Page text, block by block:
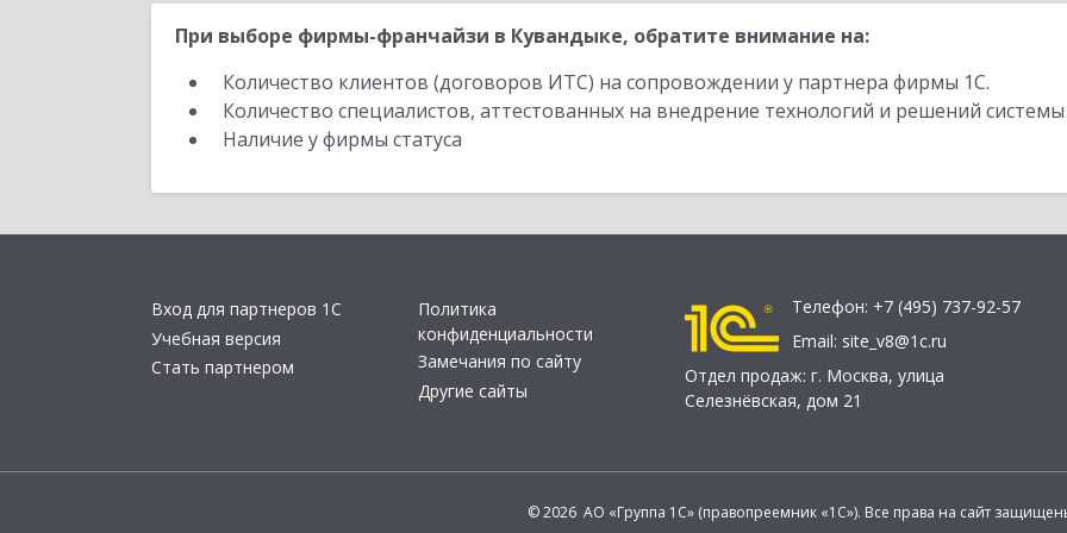
При выборе фирмы-франчайзи в Кувандыке, обратите внимание на:
Количество клиентов (договоров ИТС) на сопровождении у партнера фирмы 1С.
Количество специалистов, аттестованных на внедрение технологий и решений
Наличие у фирмы статуса
Вход для партнеров 1С
Учебная версия
Стать партнером
Политика
конфиденциальности
Замечания по сайту
Другие сайты
Телефон: +7 (495) 737-92-57
Email: site_v8@1c.ru
Отдел продаж: г. Москва, улица
Селезнёвская, дом 21
© 2026 АО «Группа 1С» (правопреемник «1С»). Все права на сайт